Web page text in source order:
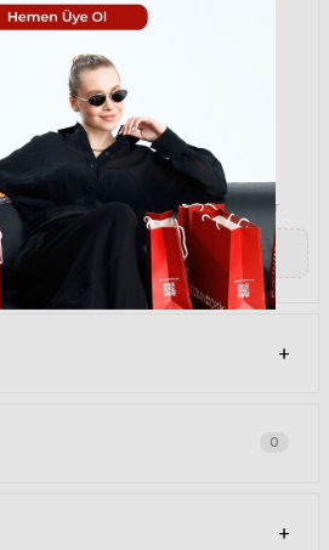
59 Polarize Sarı Kadın Güneş
güneş gözlüğü, tarzı ve kaliteli
Hem erkekler hem de kadınlar
güneşin zararlı ışınlarından
de yansıtır.
, güneş ışınlarının yatay yüzeylerden
bir filtre içeren bir gözlük türüdür. Bu
yansıma, kamaşma gibi
sağlar. Polarize güneş gözlüğü
artırır hem de göz sağlığınızı korur.
, camın üst kısmının koyu, alt kısmının
gözlüğü türüdür. Bu sayede, hem
engeller hem de alt kısımdan
sağlar. Degradeli güneş gözlüğü
artırır hem de göz sağlığınızı korur.
59 Polarize Sarı Kadın güneş gözlüğü,
ve Organik lense sahiptir. Bu
sayede, gözlerinizi güneşin zararlı
Oku
0